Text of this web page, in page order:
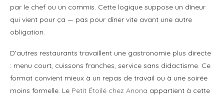
par le chef ou un commis. Cette logique suppose un dîneur
qui vient pour ça — pas pour dîner vite avant une autre
obligation.
D’autres restaurants travaillent une gastronomie plus directe
: menu court, cuissons franches, service sans didactisme. Ce
format convient mieux à un repas de travail ou à une soirée
moins formelle. Le Petit Étoilé chez Anona appartient à cette